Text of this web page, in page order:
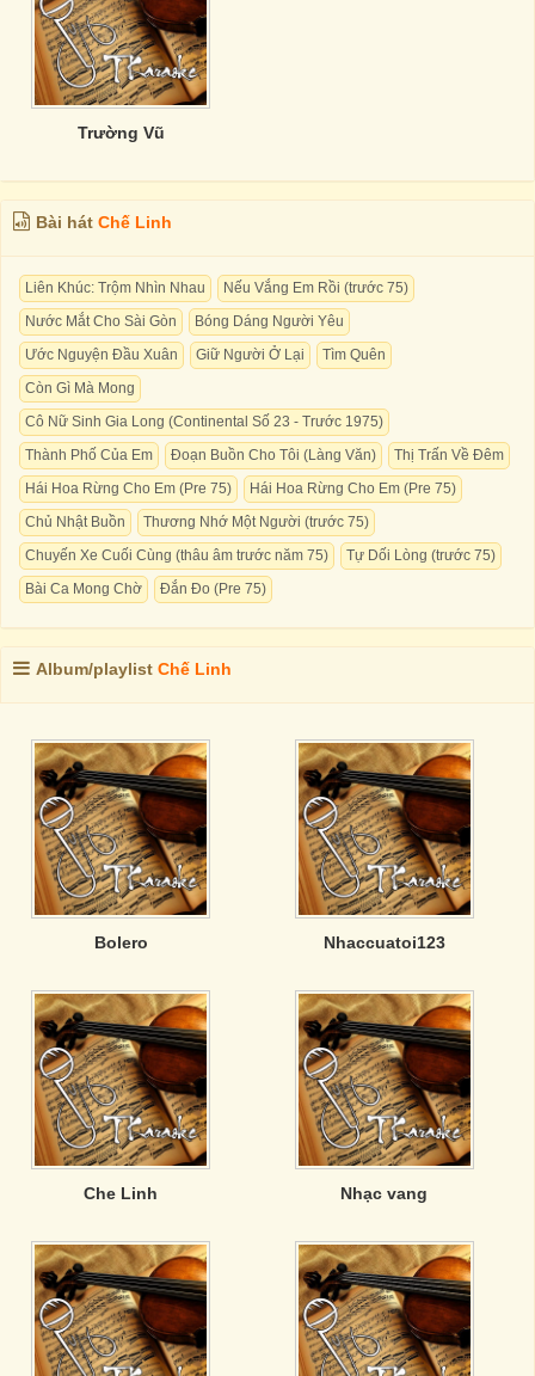
Trường Vũ
Bài hát Chế Linh
Liên Khúc: Trộm Nhìn Nhau
Nếu Vắng Em Rồi (trước 75)
Nước Mắt Cho Sài Gòn
Bóng Dáng Người Yêu
Ước Nguyện Đầu Xuân
Giữ Người Ở Lại
Tìm Quên
Còn Gì Mà Mong
Cô Nữ Sinh Gia Long (Continental Số 23 - Trước 1975)
Thành Phố Của Em
Đoạn Buồn Cho Tôi (Làng Văn)
Thị Trấn Về Đêm
Hái Hoa Rừng Cho Em (Pre 75)
Hái Hoa Rừng Cho Em (Pre 75)
Chủ Nhật Buồn
Thương Nhớ Một Người (trước 75)
Chuyến Xe Cuối Cùng (thâu âm trước năm 75)
Tự Dối Lòng (trước 75)
Bài Ca Mong Chờ
Đắn Đo (Pre 75)
Album/playlist Chế Linh
Bolero Nhaccuatoi123
Che Linh Nhạc vang